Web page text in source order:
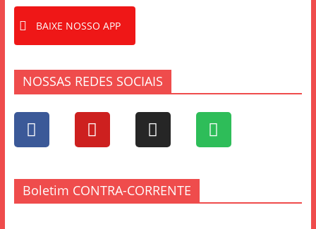
BAIXE NOSSO APP
NOSSAS REDES SOCIAIS
Boletim CONTRA-CORRENTE